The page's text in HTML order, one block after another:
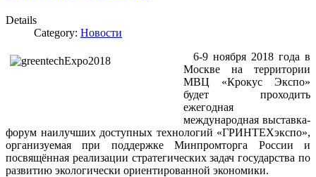
Details
Category: Новости
6-9 ноября 2018 года в
Москве на территории
МВЦ «Крокус Экспо»
будет проходить
ежегодная
международная выставка-
форум наилучших доступных технологий «ГРИНТЕХэкспо»,
организуемая при поддержке Минпромторга России и
посвящённая реализации стратегических задач государства по
развитию экологически ориентированной экономики.